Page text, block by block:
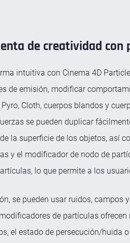
de creatividad
intuitiva con Cinema 4D
de emisión, modificar
Cloth, cuerpos blandos y
se pueden duplicar
la superficie de los objetos, así
y el modificador de nodo de
lo que permite a los
se pueden usar ruidos,
de partículas
el estado de persecución/